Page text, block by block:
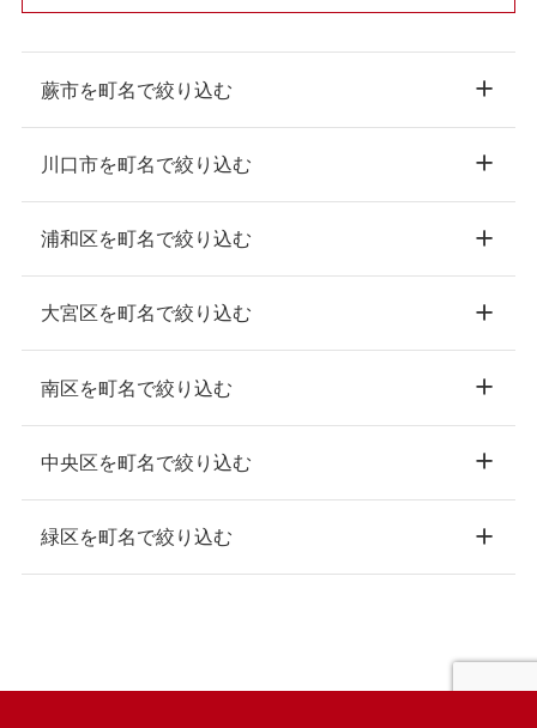
蕨市を町名で絞り込む
川口市を町名で絞り込む
浦和区を町名で絞り込む
大宮区を町名で絞り込む
南区を町名で絞り込む
中央区を町名で絞り込む
緑区を町名で絞り込む